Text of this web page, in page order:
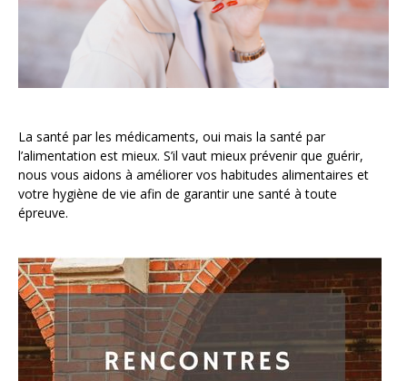
La santé par les médicaments, oui mais la santé par
l’alimentation est mieux. S’il vaut mieux prévenir que guérir,
nous vous aidons à améliorer vos habitudes alimentaires et
votre hygiène de vie afin de garantir une santé à toute
épreuve.